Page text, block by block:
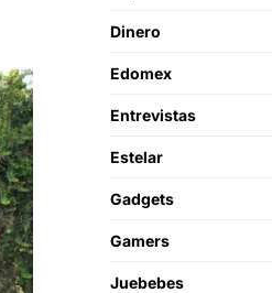
Dinero
Edomex
Entrevistas
Estelar
Gadgets
Gamers
Juebebes